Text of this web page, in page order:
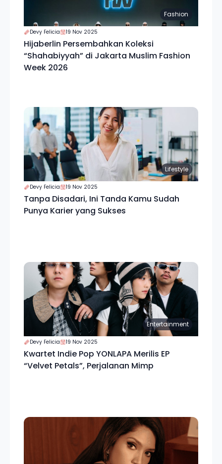
Fashion
Devy Felicia 19 Nov 2025
Hijaberlin Persembahkan Koleksi
“Shahabiyyah” di Jakarta Muslim Fashion
Week 2026
Lifestyle
Devy Felicia 19 Nov 2025
Tanpa Disadari, Ini Tanda Kamu Sudah
Punya Karier yang Sukses
Entertainment
Devy Felicia 19 Nov 2025
Kwartet Indie Pop YONLAPA Merilis EP
“Velvet Petals”, Perjalanan Mimp